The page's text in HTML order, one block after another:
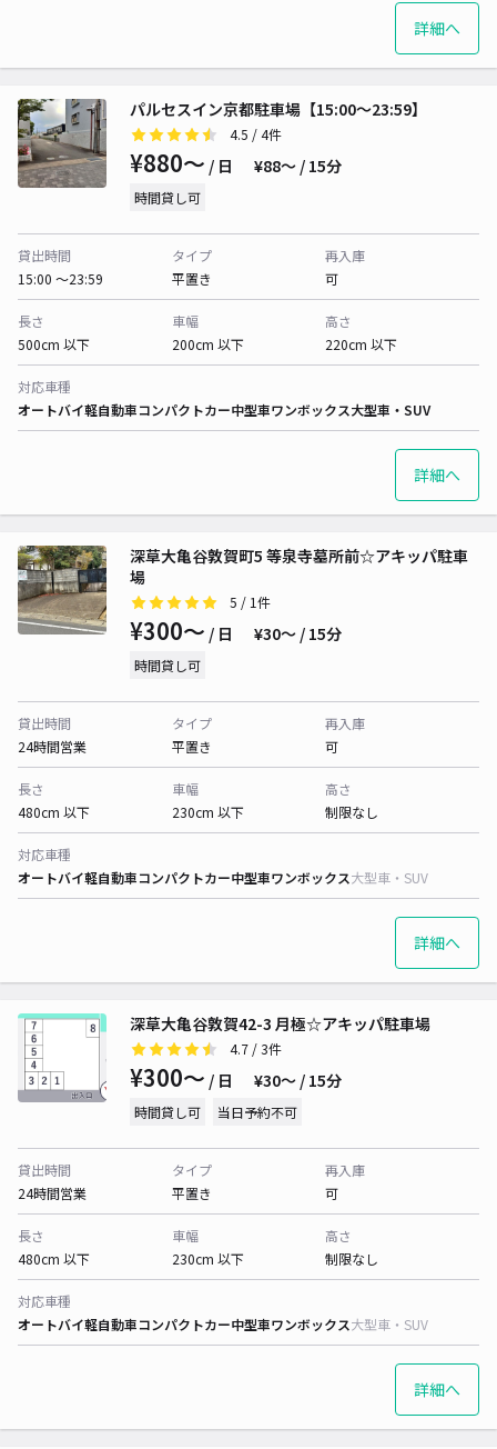
詳細へ
パルセスイン京都駐車場【15:00～23:59】
4.5 / 4件
¥880〜 / 日 ¥88〜 / 15分
時間貸し可
貸出時間
15:00 〜23:59
タイプ
平置き
再入庫
可
長さ
500cm 以下
車幅
200cm 以下
高さ
220cm 以下
対応車種
オートバイ軽自動車コンパクトカー中型車ワンボックス大型車・SUV
詳細へ
深草大亀谷敦賀町5 等泉寺墓所前☆アキッパ駐車
場
5 / 1件
¥300〜 / 日 ¥30〜 / 15分
時間貸し可
貸出時間
24時間営業
タイプ
平置き
再入庫
可
長さ
480cm 以下
車幅
230cm 以下
高さ
制限なし
対応車種
オートバイ軽自動車コンパクトカー中型車ワンボックス大型車・SUV
詳細へ
深草大亀谷敦賀42-3 月極☆アキッパ駐車場
4.7 / 3件
¥300〜 / 日 ¥30〜 / 15分
時間貸し可 当日予約不可
貸出時間
24時間営業
タイプ
平置き
再入庫
可
長さ
480cm 以下
車幅
230cm 以下
高さ
制限なし
対応車種
オートバイ軽自動車コンパクトカー中型車ワンボックス大型車・SUV
詳細へ